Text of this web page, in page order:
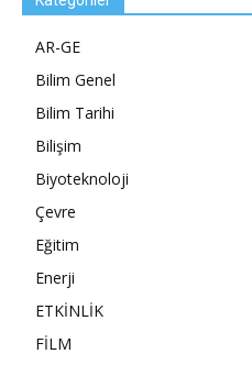
AR-GE
Bilim Genel
Bilim Tarihi
Bilişim
Biyoteknoloji
Çevre
Eğitim
Enerji
ETKİNLİK
FİLM